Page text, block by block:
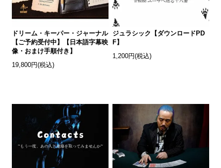
ドリーム・キーパー・ジャーナル
【ご予約受付中】【日本語字幕映
像・おまけ手順付き】
19,800円(税込)
ジュラシック【ダウンロードPD
F】
1,200円(税込)